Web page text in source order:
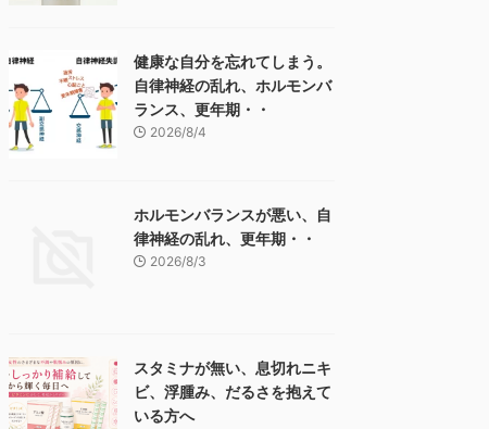
健康な自分を忘れてしまう。
自律神経の乱れ、ホルモンバ
ランス、更年期・・
2026/8/4
ホルモンバランスが悪い、自
律神経の乱れ、更年期・・
2026/8/3
スタミナが無い、息切れニキ
ビ、浮腫み、だるさを抱えて
いる方へ